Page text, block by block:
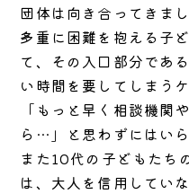
団体は向き合ってきまし
多重に困難を抱える子
て、その入口部分であ
い時間を要してしまう
「もっと早く相談機関
ら…」と思わずにはい
また10代の子どもたち
は、大人を信用してい